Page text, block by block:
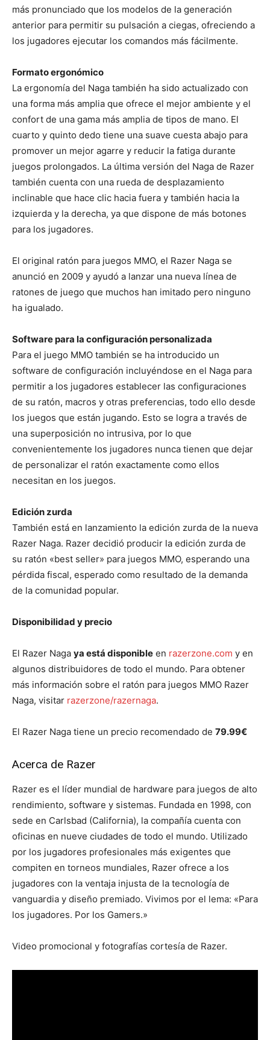
más pronunciado que los modelos de la generación
anterior para permitir su pulsación a ciegas, ofreciendo a
los jugadores ejecutar los comandos más fácilmente.
Formato ergonómico
La ergonomía del Naga también ha sido actualizado con
una forma más amplia que ofrece el mejor ambiente y el
confort de una gama más amplia de tipos de mano. El
cuarto y quinto dedo tiene una suave cuesta abajo para
promover un mejor agarre y reducir la fatiga durante
juegos prolongados. La última versión del Naga de Razer
también cuenta con una rueda de desplazamiento
inclinable que hace clic hacia fuera y también hacia la
izquierda y la derecha, ya que dispone de más botones
para los jugadores.
El original ratón para juegos MMO, el Razer Naga se
anunció en 2009 y ayudó a lanzar una nueva línea de
ratones de juego que muchos han imitado pero ninguno
ha igualado.
Software para la configuración personalizada
Para el juego MMO también se ha introducido un
software de configuración incluyéndose en el Naga para
permitir a los jugadores establecer las configuraciones
de su ratón, macros y otras preferencias, todo ello desde
los juegos que están jugando. Esto se logra a través de
una superposición no intrusiva, por lo que
convenientemente los jugadores nunca tienen que dejar
de personalizar el ratón exactamente como ellos
necesitan en los juegos.
Edición zurda
También está en lanzamiento la edición zurda de la nueva
Razer Naga. Razer decidió producir la edición zurda de
su ratón «best seller» para juegos MMO, esperando una
pérdida fiscal, esperado como resultado de la demanda
de la comunidad popular.
Disponibilidad y precio
El Razer Naga ya está disponible en razerzone.com y en
algunos distribuidores de todo el mundo. Para obtener
más información sobre el ratón para juegos MMO Razer
Naga, visitar razerzone/razernaga.
El Razer Naga tiene un precio recomendado de 79.99€
Acerca de Razer
Razer es ​​el líder mundial de hardware para juegos de alto
rendimiento, software y sistemas. Fundada en 1998, con
sede en Carlsbad (California), la compañía cuenta con
oficinas en nueve ciudades de todo el mundo. Utilizado
por los jugadores profesionales más exigentes que
compiten en torneos mundiales, Razer ofrece a los
jugadores con la ventaja injusta de la tecnología de
vanguardia y diseño premiado. Vivimos por el lema: «Para
los jugadores. Por los Gamers.»
Video promocional y fotografías cortesía de Razer.